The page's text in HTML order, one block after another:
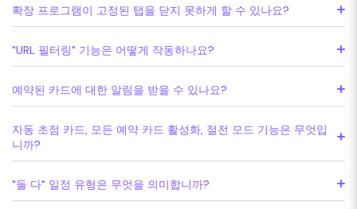
확장 프로그램이 고정된 탭을 닫지 못하게 할 수 있나요?
"URL 필터링" 기능은 어떻게 작동하나요?
예약된 카드에 대한 알림을 받을 수 있나요?
자동 초점 카드, 모든 예약 카드 활성화, 절전 모드 기능은 무엇입
니까?
"둘 다" 일정 유형은 무엇을 의미합니까?